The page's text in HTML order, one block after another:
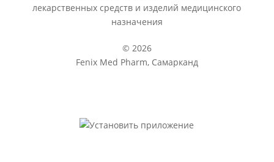
лекарственных средств и изделий медицинского
назначения
© 2026
Fenix Med Pharm, Самарканд